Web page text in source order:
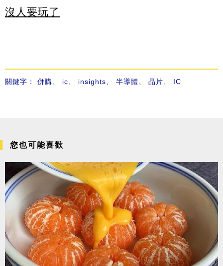
沒人要玩了
關鍵字： 併購 ic insights 半導體 晶片 IC
您也可能喜歡